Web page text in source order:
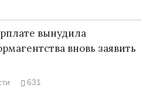
вынудила
вновь заявить
631